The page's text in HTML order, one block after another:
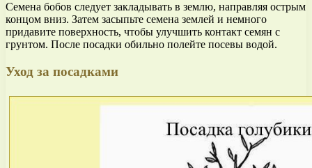
Семена бобов следует закладывать в землю, направляя острым
концом вниз. Затем засыпьте семена землей и немного
придавите поверхность, чтобы улучшить контакт семян с
грунтом. После посадки обильно полейте посевы водой.
Уход за посадками